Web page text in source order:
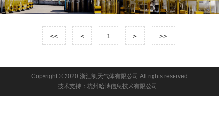
<< < 1 > >>
Copyright © 2020 浙江凯天气体有限公司 All rights reserved
技术支持： 杭州哈博信息技术有限公司